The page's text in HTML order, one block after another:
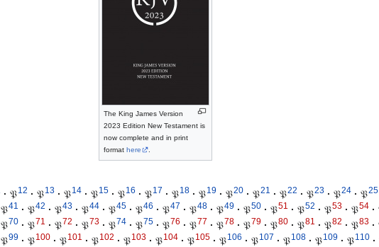
The King James Version
2023 Edition New Testament is
now complete and in print
format here .
· 𝔓12 · 𝔓13 · 𝔓14 · 𝔓15 · 𝔓16 · 𝔓17 · 𝔓18 · 𝔓19 · 𝔓20 · 𝔓21 · 𝔓22 · 𝔓23 · 𝔓24 · 𝔓25
𝔓41 · 𝔓42 · 𝔓43 · 𝔓44 · 𝔓45 · 𝔓46 · 𝔓47 · 𝔓48 · 𝔓49 · 𝔓50 · 𝔓51 · 𝔓52 · 𝔓53 · 𝔓54 ·
𝔓70 · 𝔓71 · 𝔓72 · 𝔓73 · 𝔓74 · 𝔓75 · 𝔓76 · 𝔓77 · 𝔓78 · 𝔓79 · 𝔓80 · 𝔓81 · 𝔓82 · 𝔓83 ·
𝔓99 · 𝔓100 · 𝔓101 · 𝔓102 · 𝔓103 · 𝔓104 · 𝔓105 · 𝔓106 · 𝔓107 · 𝔓108 · 𝔓109 · 𝔓110 ·